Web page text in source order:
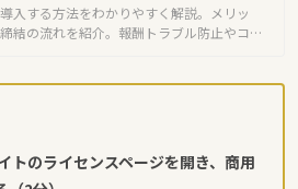
入する方法をわかりやすく解説。メリッ
結の流れを紹介。報酬トラブル防止やコス
トのライセンスページを開き、商用